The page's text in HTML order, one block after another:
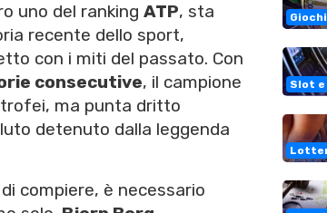
uno del ranking ATP, sta
recente dello sport,
con i miti del passato. Con
consecutive, il campione
ma punta dritto
detenuto dalla leggenda
compiere, è necessario
Slot e